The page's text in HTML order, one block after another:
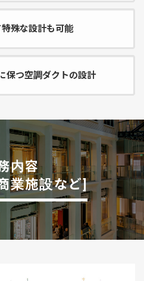
特殊な設計も可能
保つ空調ダクトの設計
内容
業施設など]